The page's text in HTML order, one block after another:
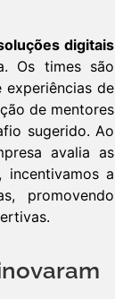
digitais
Os times são
de
de mentores
sugerido. Ao
avalia as
incentivamos a
promovendo